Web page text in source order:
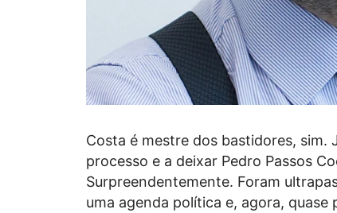
Costa é mestre dos bastidores, sim.
processo e a deixar Pedro Passos
Surpreendentemente. Foram
uma agenda política e, agora, quase